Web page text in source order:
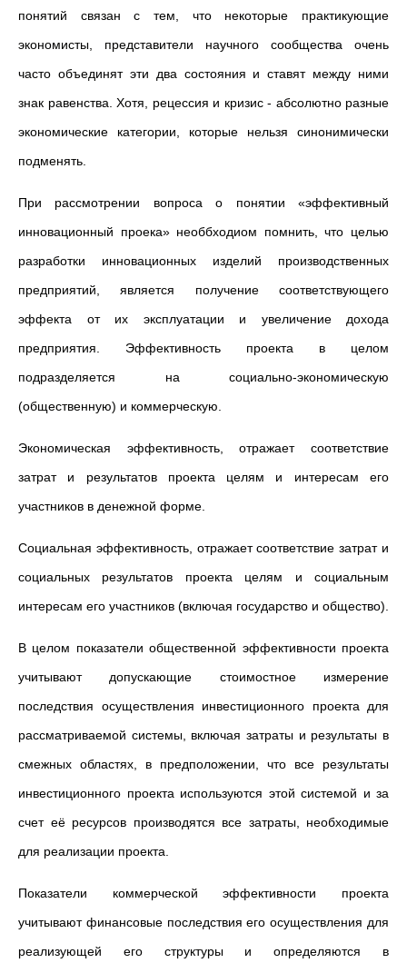
понятий связан с тем, что некоторые практикующие
экономисты, представители научного сообщества очень
часто объединят эти два состояния и ставят между ними
знак равенства. Хотя, рецессия и кризис - абсолютно разные
экономические категории, которые нельзя синонимически
подменять.
При рассмотрении вопроса о понятии «эффективный
инновационный проека» необбходиом помнить, что целью
разработки инновационных изделий производственных
предприятий, является получение соответствующего
эффекта от их эксплуатации и увеличение дохода
предприятия. Эффективность проекта в целом
подразделяется на социально-экономическую
(общественную) и коммерческую.
Экономическая эффективность, отражает соответствие
затрат и результатов проекта целям и интересам его
участников в денежной форме.
Социальная эффективность, отражает соответствие затрат и
социальных результатов проекта целям и социальным
интересам его участников (включая государство и общество).
В целом показатели общественной эффективности проекта
учитывают допускающие стоимостное измерение
последствия осуществления инвестиционного проекта для
рассматриваемой системы, включая затраты и результаты в
смежных областях, в предположении, что все результаты
инвестиционного проекта используются этой системой и за
счет её ресурсов производятся все затраты, необходимые
для реализации проекта.
Показатели коммерческой эффективности проекта
учитывают финансовые последствия его осуществления для
реализующей его структуры и определяются в